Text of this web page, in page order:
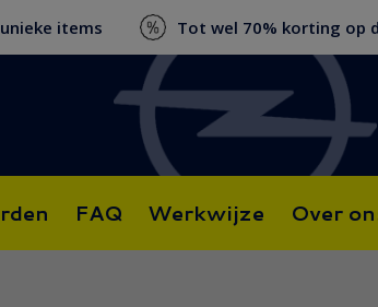
items Tot wel 70% korting op
FAQ Werkwijze Over